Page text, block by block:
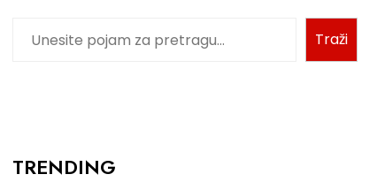
Traži
TRENDING